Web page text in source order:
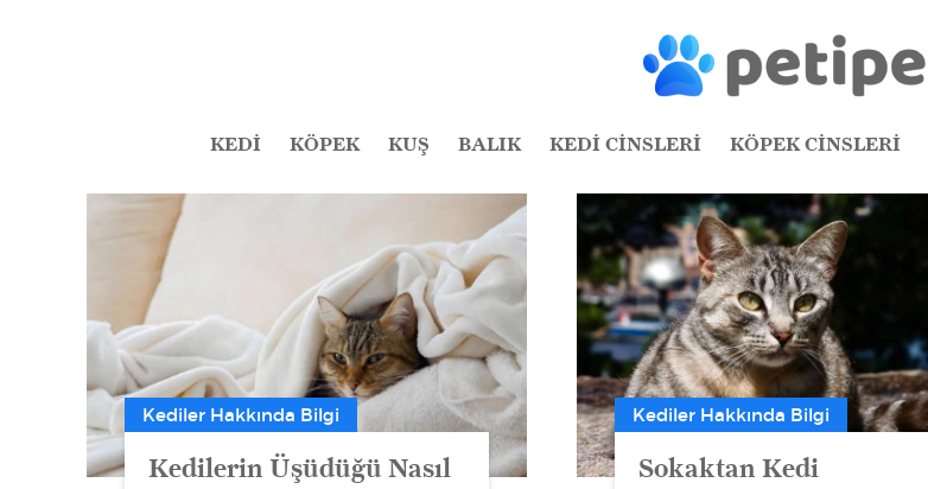
KEDİ KÖPEK KUŞ BALIK KEDİ CİNSLERİ KÖPEK CİNSLERİ
Kediler Hakkında Bilgi
Kedilerin Üşüdüğü Nasıl
Kediler Hakkında Bilgi
Sokaktan Kedi